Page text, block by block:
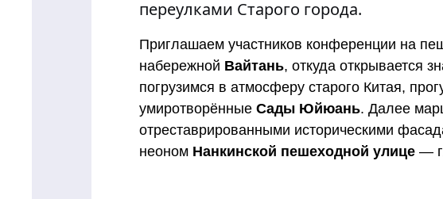
переулками Старого города.
Приглашаем участников конференции на
набережной Вайтань, откуда открывается
погрузимся в атмосферу старого Китая,
умиротворённые Сады Юйюань. Далее
отреставрированными историческими
неоном Нанкинской пешеходной улице —